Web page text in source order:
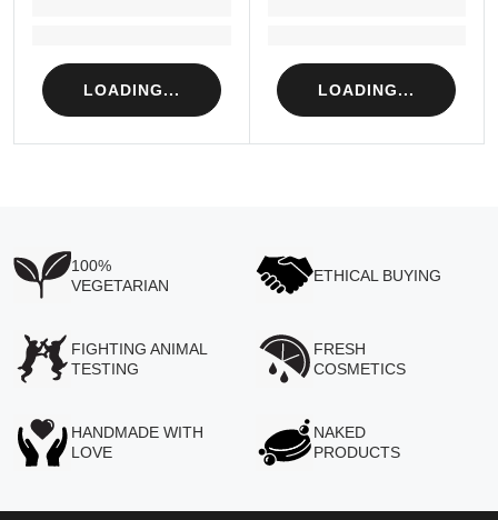
LOADING... LOADING...
100%
VEGETARIAN
ETHICAL BUYING
FIGHTING ANIMAL
TESTING
FRESH
COSMETICS
HANDMADE WITH
LOVE
NAKED
PRODUCTS